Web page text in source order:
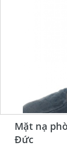
Mặt nạ
Đức